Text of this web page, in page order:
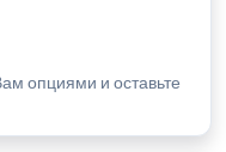
опциями и оставьте